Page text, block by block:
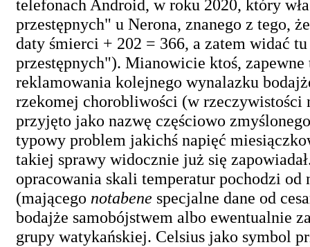
telefonach Android, w roku 2020, który
przestępnych" u Nerona, znanego z tego,
daty śmierci + 202 = 366, a zatem widać
przestępnych"). Mianowicie ktoś, zapewne
reklamowania kolejnego wynalazku
rzekomej chorobliwości (w rzeczywistości
przyjęto jako nazwę częściowo
typowy problem jakichś napięć
takiej sprawy widocznie już się
opracowania skali temperatur pochodzi
(mającego notabene specjalne dane od
bodajże samobójstwem albo ewentualnie
grupy watykańskiej. Celsius jako symbol